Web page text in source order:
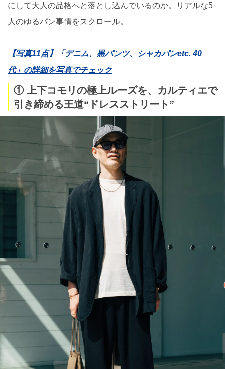
にして大人の品格へと落とし込んでいるのか。リアルな5
人のゆるパン事情をスクロール。
【写真11点】「デニム、黒パンツ、シャカパンetc. 40
代」の詳細を写真でチェック
① 上下コモリの極上ルーズを、カルティエで
引き締める王道“ドレスストリート”